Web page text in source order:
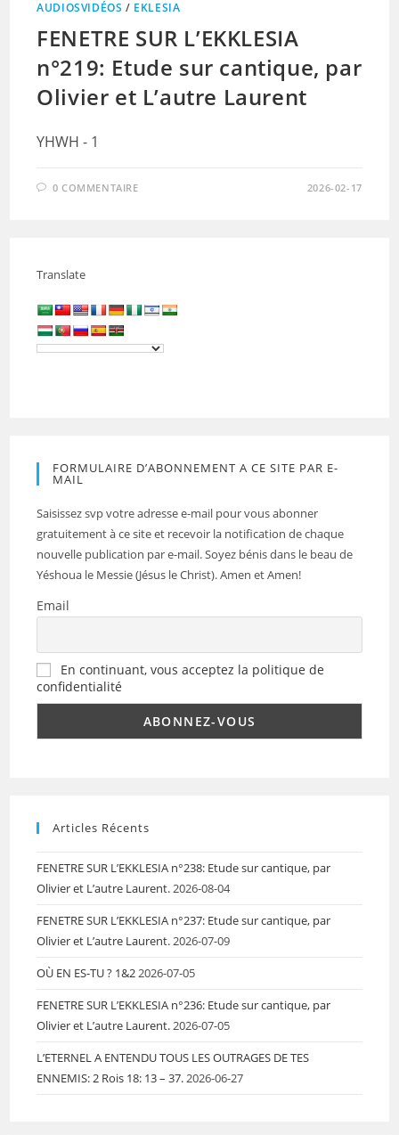
AUDIOSVIDÉOS / EKLESIA
FENETRE SUR L’EKKLESIA
n°219: Etude sur cantique, par
Olivier et L’autre Laurent
YHWH - 1
0 COMMENTAIRE 2026-02-17
Translate
FORMULAIRE D’ABONNEMENT A CE SITE PAR E-
MAIL
Saisissez svp votre adresse e-mail pour vous abonner
gratuitement à ce site et recevoir la notification de chaque
nouvelle publication par e-mail. Soyez bénis dans le beau de
Yéshoua le Messie (Jésus le Christ). Amen et Amen!
Email
En continuant, vous acceptez la politique de
confidentialité
Articles Récents
FENETRE SUR L’EKKLESIA n°238: Etude sur cantique, par
Olivier et L’autre Laurent.2026-08-04
FENETRE SUR L’EKKLESIA n°237: Etude sur cantique, par
Olivier et L’autre Laurent.2026-07-09
OÙ EN ES-TU ? 1&22026-07-05
FENETRE SUR L’EKKLESIA n°236: Etude sur cantique, par
Olivier et L’autre Laurent.2026-07-05
L’ETERNEL A ENTENDU TOUS LES OUTRAGES DE TES
ENNEMIS: 2 Rois 18: 13 – 37.2026-06-27